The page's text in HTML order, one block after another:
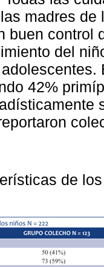
madres
buen control
del
42%
de